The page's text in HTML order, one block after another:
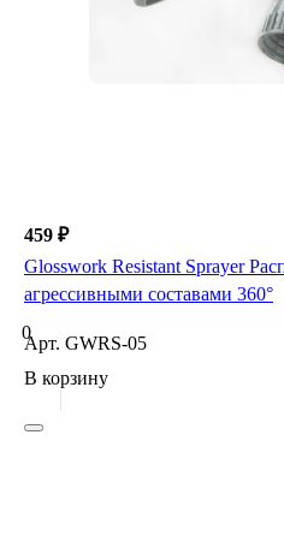
459 ₽
Glosswork Resistant Sprayer
агрессивными составами 360°
0
Арт. GWRS-05
В корзину